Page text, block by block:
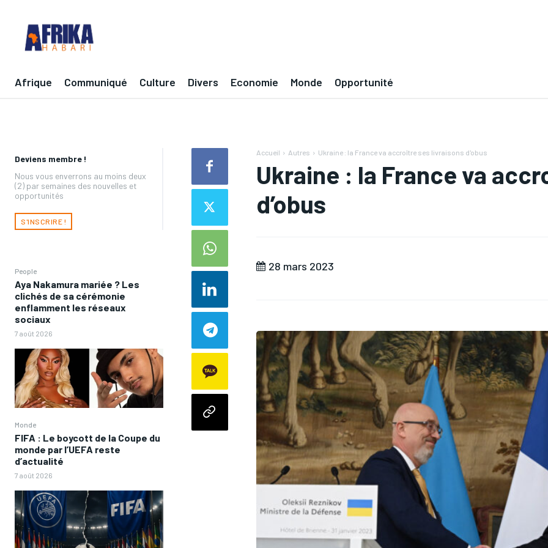
Afrique Communiqué Culture Divers Economie Monde Opportunité
Deviens membre !
Nous vous enverrons au moins deux
(2) par semaines des nouvelles et
opportunités
S'INSCRIRE !
People
Aya Nakamura mariée ? Les
clichés de sa cérémonie
enflamment les réseaux
sociaux
7 août 2026
Monde
FIFA : Le boycott de la Coupe du
monde par l’UEFA reste
d’actualité
7 août 2026
Accueil Autres Ukraine : la France va accroître ses livraisons d'obus
Ukraine : la France va
d’obus
28 mars 2023